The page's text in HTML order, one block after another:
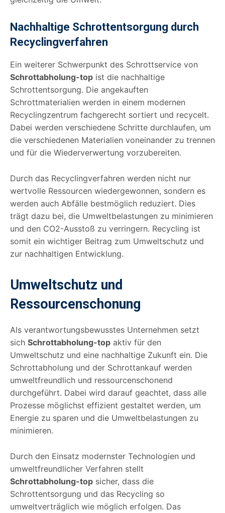
Nachhaltige Schrottentsorgung durch
Recyclingverfahren
Ein weiterer Schwerpunkt des Schrottservice von
Schrottabholung-top ist die nachhaltige
Schrottentsorgung. Die angekauften
Schrottmaterialien werden in einem modernen
Recyclingzentrum fachgerecht sortiert und recycelt.
Dabei werden verschiedene Schritte durchlaufen, um
die verschiedenen Materialien voneinander zu trennen
und für die Wiederverwertung vorzubereiten.
Durch das Recyclingverfahren werden nicht nur
wertvolle Ressourcen wiedergewonnen, sondern es
werden auch Abfälle bestmöglich reduziert. Dies
trägt dazu bei, die Umweltbelastungen zu minimieren
und den CO2-Ausstoß zu verringern. Recycling ist
somit ein wichtiger Beitrag zum Umweltschutz und
zur nachhaltigen Entwicklung.
Umweltschutz und
Ressourcenschonung
Als verantwortungsbewusstes Unternehmen setzt
sich Schrottabholung-top aktiv für den
Umweltschutz und eine nachhaltige Zukunft ein. Die
Schrottabholung und der Schrottankauf werden
umweltfreundlich und ressourcenschonend
durchgeführt. Dabei wird darauf geachtet, dass alle
Prozesse möglichst effizient gestaltet werden, um
Energie zu sparen und die Umweltbelastungen zu
minimieren.
Durch den Einsatz modernster Technologien und
umweltfreundlicher Verfahren stellt
Schrottabholung-top sicher, dass die
Schrottentsorgung und das Recycling so
umweltverträglich wie möglich erfolgen. Das